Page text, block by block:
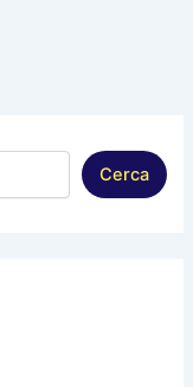
Cerca